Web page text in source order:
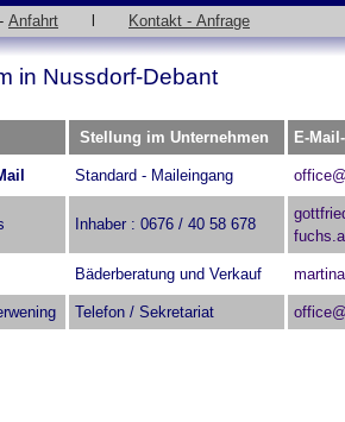
- Anfahrt
Kontakt - Anfrage
in Nussdorf-Debant
Stellung im Unternehmen E-
Standard - Maileingang
Inhaber : 0676 / 40 58 678
Bäderberatung und Verkauf
Telefon / Sekretariat